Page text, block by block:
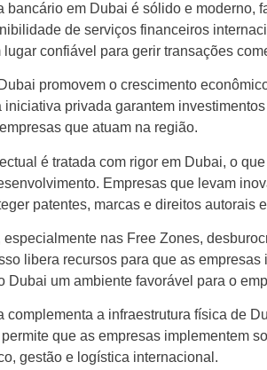
bancário em Dubai é sólido e moderno,
de serviços financeiros
confiável para gerir transações
promovem o crescimento
privada garantem
que atuam na região.
é tratada com rigor em Dubai, o
Empresas que levam
patentes, marcas e direitos autorais
nas Free Zones,
libera recursos para que as
Dubai um ambiente favorável para o
complementa a infraestrutura física de
que as empresas implementem
gestão e logística internacional.